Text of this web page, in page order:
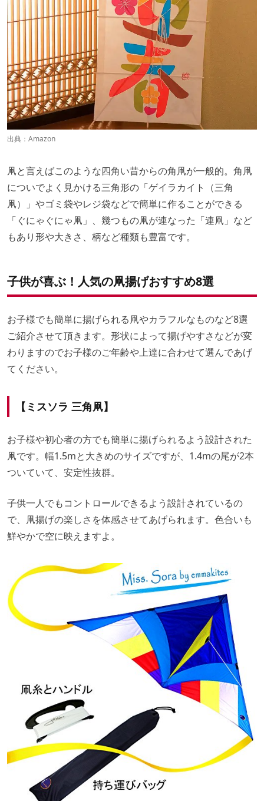
出典： Amazon
凧と言えばこのような四角い昔からの角凧が一般的。角凧
についでよく見かける三角形の「ゲイラカイト（三角
凧）」やゴミ袋やレジ袋などで簡単に作ることができる
「ぐにゃぐにゃ凧」、幾つもの凧が連なった「連凧」など
もあり形や大きさ、柄など種類も豊富です。
子供が喜ぶ！人気の凧揚げおすすめ8選
お子様でも簡単に揚げられる凧やカラフルなものなど8選
ご紹介させて頂きます。形状によって揚げやすさなどが変
わりますのでお子様のご年齢や上達に合わせて選んであげ
てください。
【 ミスソラ 三角凧】
お子様や初心者の方でも簡単に揚げられるよう設計された
凧です。幅1.5mと大きめのサイズですが、1.4mの尾が2本
ついていて、安定性抜群。
子供一人でもコントロールできるよう設計されているの
で、凧揚げの楽しさを体感させてあげられます。色合いも
鮮やかで空に映えますよ。